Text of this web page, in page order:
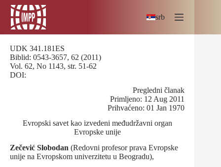
Skip
content
srb
UDK 341.181ES
Biblid: 0543-3657, 62 (2011)
Vol. 62, No 1143, str. 51-62
DOI:
Pregledni članak
Primljeno: 12 Aug 2011
Prihvaćeno: 01 Jan 1970
Evropski savet kao izvedeni međudržavni organ
Evropske unije
Zečević Slobodan (Redovni profesor prava Evropske
unije na Evropskom univerzitetu u Beogradu),